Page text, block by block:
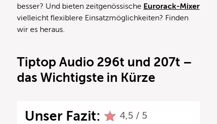
besser? Und bieten zeitgenössische Eurorack-Mixer
vielleicht flexiblere Einsatzmöglichkeiten? Finden
wir es heraus.
Tiptop Audio 296t und 207t –
das Wichtigste in Kürze
Unser Fazit: 4,5 / 5